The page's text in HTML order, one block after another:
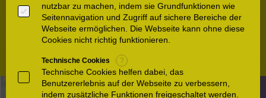
nutzbar zu machen, indem sie Grundfunktionen wie
Seitennavigation und Zugriff auf sichere Bereiche der
Webseite ermöglichen. Die Webseite kann ohne diese
Cookies nicht richtig funktionieren.
Technische Cookies ?
Technische Cookies helfen dabei, das
Benutzererlebnis auf der Webseite zu verbessern,
indem zusätzliche Funktionen freigeschaltet werden.